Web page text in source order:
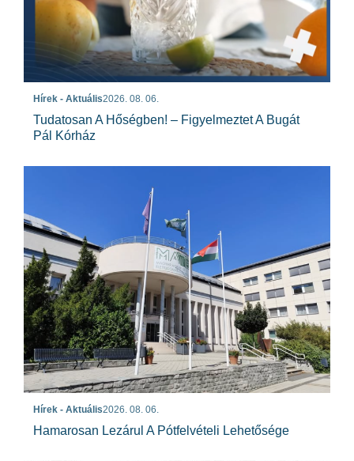
Hírek - Aktuális2026. 08. 06.
Tudatosan A Hőségben! – Figyelmeztet A Bugát
Pál Kórház
Hírek - Aktuális2026. 08. 06.
Hamarosan Lezárul A Pótfelvételi Lehetősége